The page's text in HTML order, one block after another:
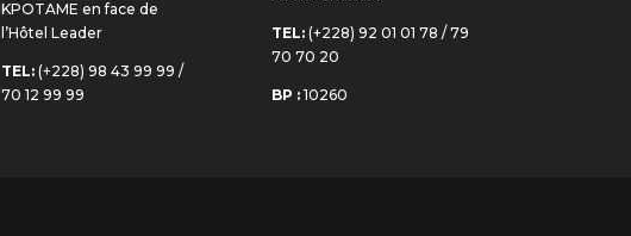
KPOTAME en face de
l’Hôtel Leader
TEL:(+228) 98 43 99 99 /
70 12 99 99
TEL:(+228) 92 01 01 78 / 79
70 70 20
BP :10260